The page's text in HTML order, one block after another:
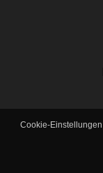
Cookie-Einstellungen